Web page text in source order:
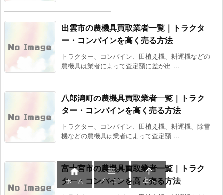
出雲市の農機具買取業者一覧｜トラクタ
ー・コンバインを高く売る方法
トラクター、コンバイン、田植え機、耕運機などの
農機具は業者によって査定額に差が出 ...
八郎潟町の農機具買取業者一覧｜トラク
ター・コンバインを高く売る方法
トラクター、コンバイン、田植え機、耕運機、除雪
機などの農機具は業者によって査定額 ...
富士宮市の農機具買取業者一覧｜トラク
ター・コンバインを高く売る方法

ホーム

メニュー

上へ